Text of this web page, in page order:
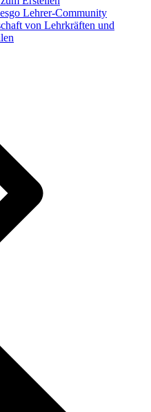
Lehrer-Community
von Lehrkräften und